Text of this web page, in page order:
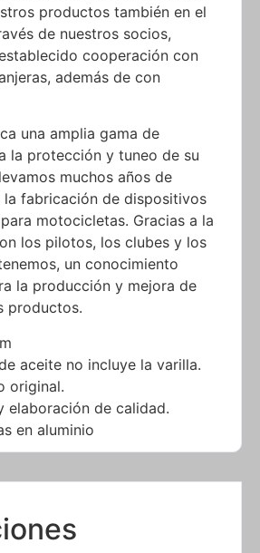
productos también en el
de nuestros socios,
cooperación con
además de con
una amplia gama de
la protección y tuneo de su
muchos años de
la fabricación de dispositivos
motocicletas. Gracias a la
los pilotos, los clubes y los
un conocimiento
la producción y mejora de
productos.
aceite no incluye la varilla.
original.
elaboración de calidad.
en aluminio